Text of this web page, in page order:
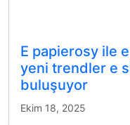
E papierosy ile
yeni trendler e
buluşuyor
Ekim 18, 2025